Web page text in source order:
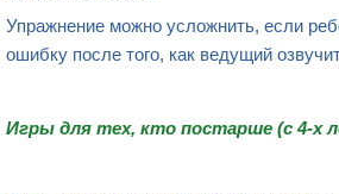
Упражнение можно усложнить, если
ошибку после того, как ведущий
Игры для тех, кто постарше (с 4-х